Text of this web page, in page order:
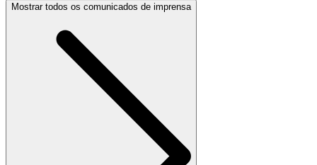
Mostrar todos os comunicados de imprensa